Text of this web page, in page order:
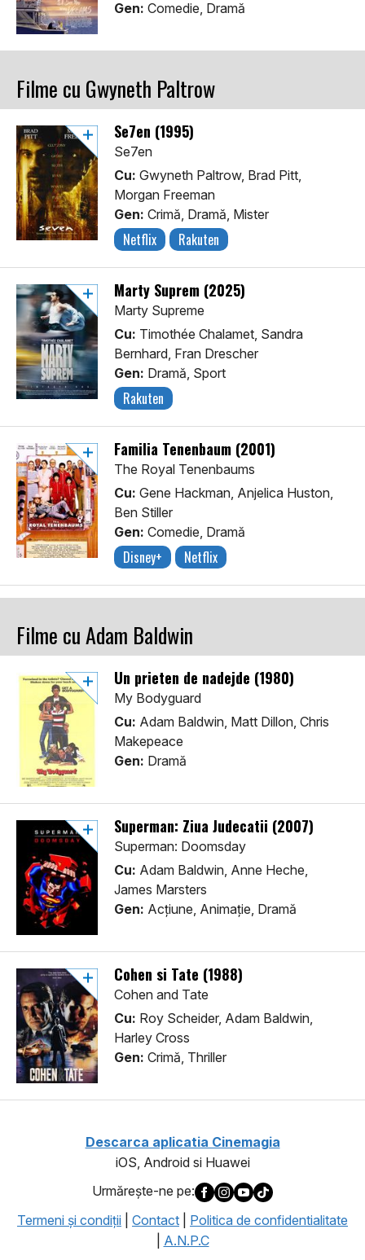
Gen: Comedie, Dramă
Filme cu Gwyneth Paltrow
Se7en (1995)
Se7en
Cu: Gwyneth Paltrow, Brad Pitt,
Morgan Freeman
Gen: Crimă, Dramă, Mister
Netflix Rakuten
Marty Suprem (2025)
Marty Supreme
Cu: Timothée Chalamet, Sandra
Bernhard, Fran Drescher
Gen: Dramă, Sport
Rakuten
Familia Tenenbaum (2001)
The Royal Tenenbaums
Cu: Gene Hackman, Anjelica Huston,
Ben Stiller
Gen: Comedie, Dramă
Disney+ Netflix
Filme cu Adam Baldwin
Un prieten de nadejde (1980)
My Bodyguard
Cu: Adam Baldwin, Matt Dillon, Chris
Makepeace
Gen: Dramă
Superman: Ziua Judecatii (2007)
Superman: Doomsday
Cu: Adam Baldwin, Anne Heche,
James Marsters
Gen: Acţiune, Animaţie, Dramă
Cohen si Tate (1988)
Cohen and Tate
Cu: Roy Scheider, Adam Baldwin,
Harley Cross
Gen: Crimă, Thriller
Descarca aplicatia Cinemagia
iOS, Android si Huawei
Urmăreşte-ne pe:
Termeni şi condiţii
Contact
Politica de confidentialitate
A.N.P.C